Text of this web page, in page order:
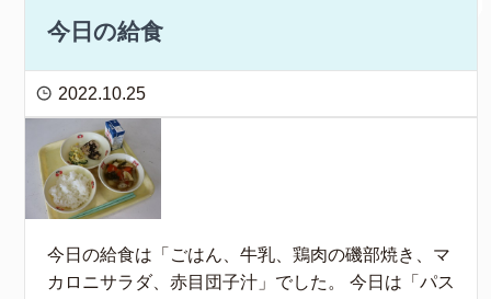
今日の給食
2022.10.25
今日の給食は「ごはん、牛乳、鶏肉の磯部焼き、マ
カロニサラダ、赤目団子汁」でした。 今日は「パス